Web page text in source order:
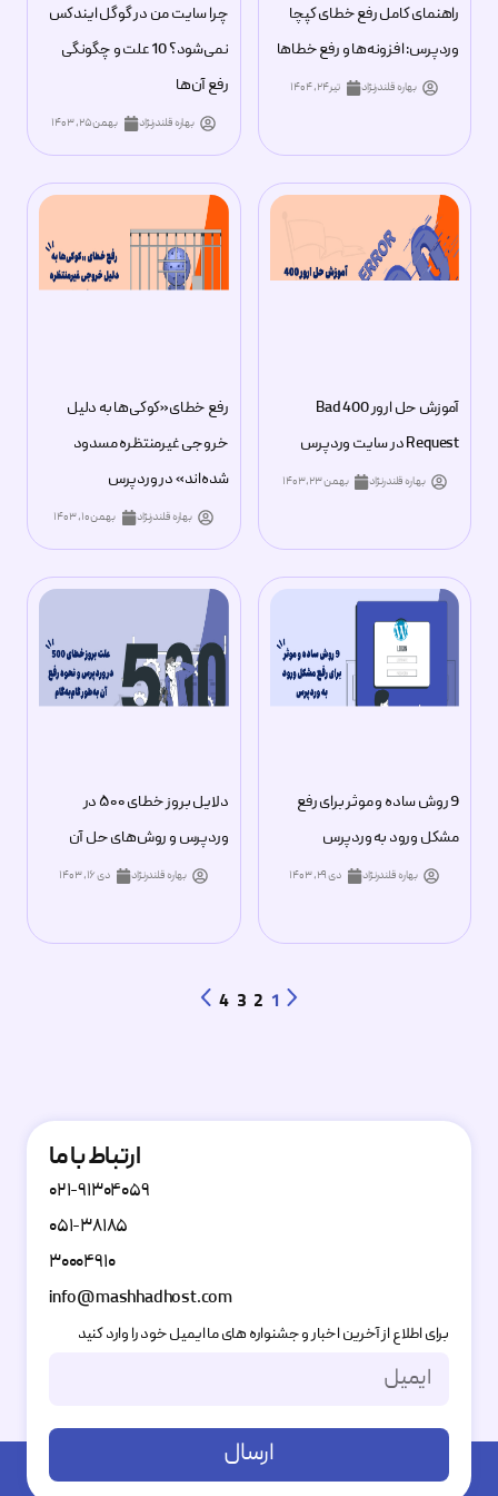
راهنمای کامل رفع خطای کپچا
وردپرس: افزونه‌ها و رفع خطاها
بهاره قلندرنژاد تیر ۲۴, ۱۴۰۴
چرا سایت من در گوگل ایندکس
نمی‌شود؟ 10 علت و چگونگی
رفع آن‌ها
بهاره قلندرنژاد بهمن ۲۵, ۱۴۰۳
آموزش حل ارور 400 Bad
Request در سایت وردپرس
بهاره قلندرنژاد بهمن ۲۳, ۱۴۰۳
رفع خطای«کوکی‌ها به دلیل
خروجی غیرمنتظره مسدود
شده‌اند» در وردپرس
بهاره قلندرنژاد بهمن ۱۰, ۱۴۰۳
9 روش ساده و موثر برای رفع
مشکل ورود به وردپرس
بهاره قلندرنژاد دی ۲۹, ۱۴۰۳
دلایل بروز خطای ۵۰۰ در
وردپرس و روش‌های حل آن
بهاره قلندرنژاد دی ۱۶, ۱۴۰۳
1
2
3
4
ارتباط با ما
۰۲۱-۹۱۳۰۴۰۵۹
۰۵۱-۳۸۱۸۵
۳۰۰۰۴۹۱۰
info@mashhadhost.com
برای اطلاع از آخرین اخبار و جشنواره های ما ایمیل خود را وارد کنید
ارسال